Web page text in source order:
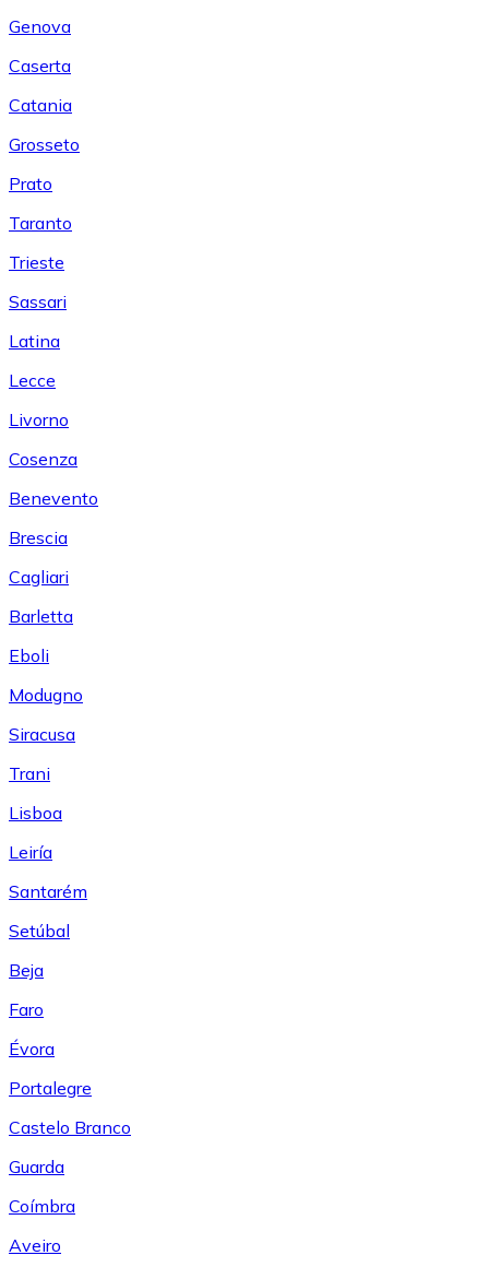
Genova
Caserta
Catania
Grosseto
Prato
Taranto
Trieste
Sassari
Latina
Lecce
Livorno
Cosenza
Benevento
Brescia
Cagliari
Barletta
Eboli
Modugno
Siracusa
Trani
Lisboa
Leiría
Santarém
Setúbal
Beja
Faro
Évora
Portalegre
Castelo Branco
Guarda
Coímbra
Aveiro